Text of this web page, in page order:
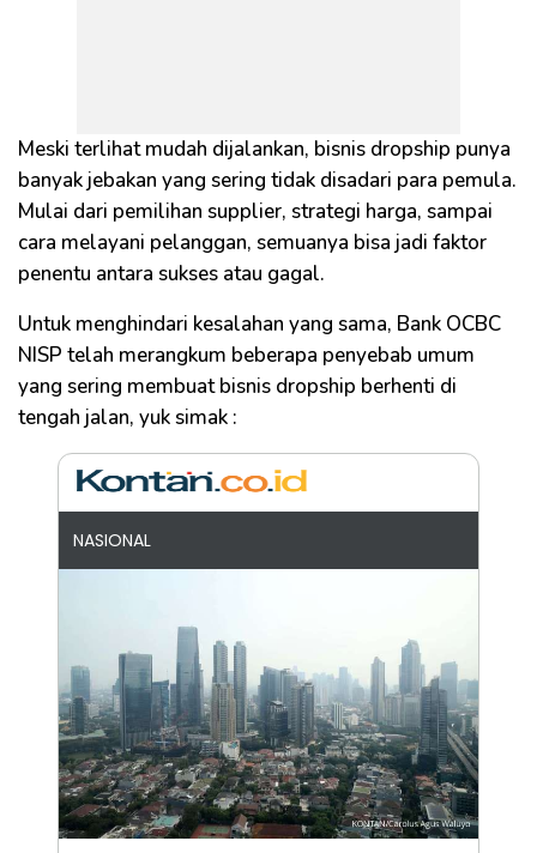
Meski terlihat mudah dijalankan, bisnis dropship punya
banyak jebakan yang sering tidak disadari para pemula.
Mulai dari pemilihan supplier, strategi harga, sampai
cara melayani pelanggan, semuanya bisa jadi faktor
penentu antara sukses atau gagal.
Untuk menghindari kesalahan yang sama, Bank OCBC
NISP telah merangkum beberapa penyebab umum
yang sering membuat bisnis dropship berhenti di
tengah jalan, yuk simak :
NASIONAL